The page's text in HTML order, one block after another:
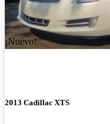
¡Nuevo!
2013 Cadillac XTS